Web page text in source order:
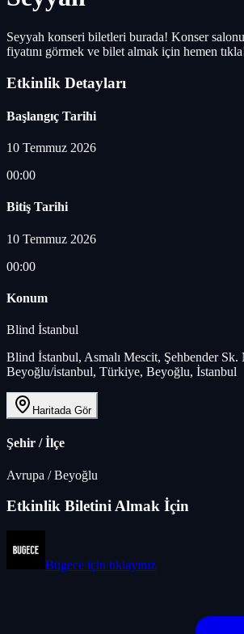
Seyyah konseri biletleri burada! Konser
fiyatını görmek ve bilet almak için hemen
Etkinlik Detayları
Başlangıç Tarihi
10 Temmuz 2026
00:00
Bitiş Tarihi
10 Temmuz 2026
00:00
Konum
Blind İstanbul
Blind İstanbul, Asmalı Mescit, Şehbender
Beyoğlu/i̇stanbul, Türkiye, Beyoğlu, İstanbul
Haritada Gör
Şehir / İlçe
Avrupa /Beyoğlu
Etkinlik Biletini Almak İçin
Bugece için tıklayınız